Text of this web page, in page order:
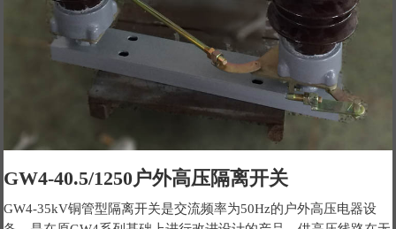
GW4-40.5/1250户外高压隔离开关
GW4-35kV铜管型隔离开关是交流频率为50Hz的户外高压电器设